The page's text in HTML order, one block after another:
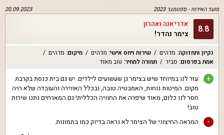
מועד האירוח -ספטמבר 2023 20.09.2023
8.8 אדריאנה ואהרון
צימר נהדר!
נקיון ותחזוקה: מדהים שירות ויחס אישי: מדהים מיקום: מדהים
אמת בפרסום: סביר תמורה למחיר: טוב מאוד
+
עזר לנו במיוחד שיש בצימר גן שעשועים לילדים. יש גם בית כנסת בקרבת
מקום. המיטות נוחות, האמבטיה טובה, ובכלל האווירה והעובדה שלא היה
חסר לנו כלום, מאוד שיפרה את החוויה הכללית! גם המארחים נתנו שירות
טוב!
- המראה החיצוני של הצימר לא נראה בדיוק כמו בתמונות.